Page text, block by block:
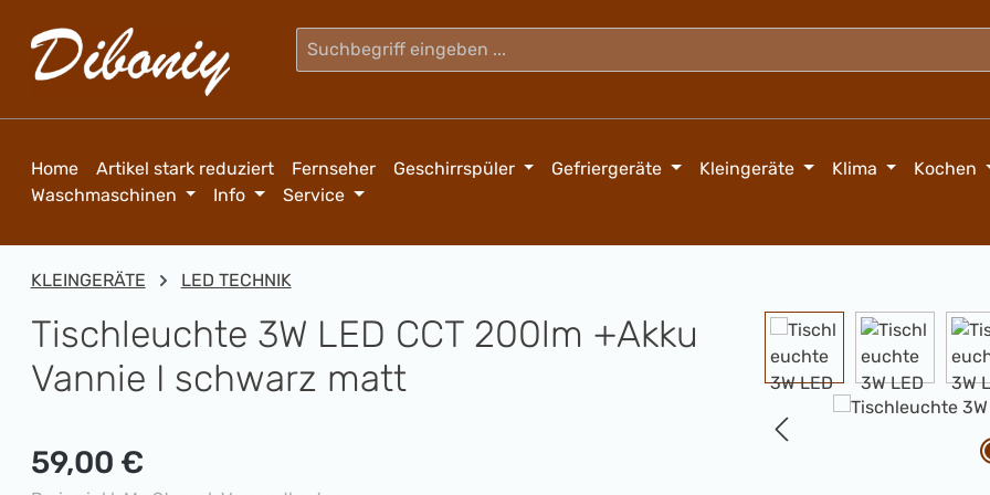
Hauptinhalt springen
Zur Suche springen
Zur Hauptnavigation springen
Home Artikel stark reduziert Fernseher Geschirrspüler Gefriergeräte Kleingeräte Klima Kochen
Waschmaschinen
Info Service
KLEINGERÄTE LED TECHNIK
Bildergalerie überspringen
Tischleuchte 3W LED CCT 200lm +Akku
Vannie I schwarz matt
Regulärer Preis:
59,00 €